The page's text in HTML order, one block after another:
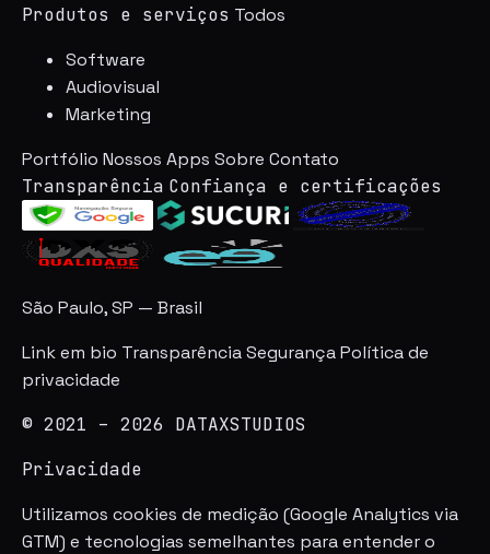
Produtos e serviços Todos
Software
Audiovisual
Marketing
Portfólio Nossos Apps Sobre Contato
Transparência Confiança e certificações
São Paulo, SP — Brasil
Link em bio TransparênciaSegurançaPolítica de
privacidade
© 2021 – 2026 DATAXSTUDIOS
Privacidade
Utilizamos cookies de medição (Google Analytics via
GTM) e tecnologias semelhantes para entender o